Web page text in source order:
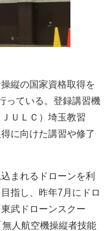
縦の国家資格取得を
っている。登録講習機
ＵＬＣ）埼玉教習
に向けた講習や修了
まれるドローンを利
指し、昨年7月にドロ
武ドローンスクー
人航空機操縦者技能